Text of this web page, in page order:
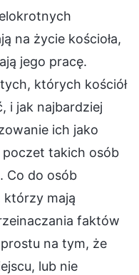
na życie kościoła,
jego pracę.
których kościół
i jak najbardziej
ich jako
poczet takich osób
Co do osób
którzy mają
faktów
na tym, że
lub nie